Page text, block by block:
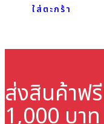
ใส่ตะกร้า
ส่งสินค้าฟรี
1,000 บาท